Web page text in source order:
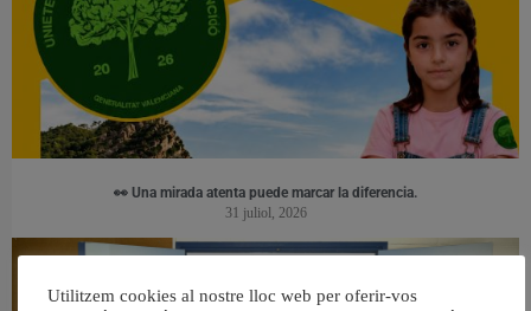
👀 Una mirada atenta puede marcar la diferencia.
31 juliol, 2026
Utilitzem cookies al nostre lloc web per oferir-vos